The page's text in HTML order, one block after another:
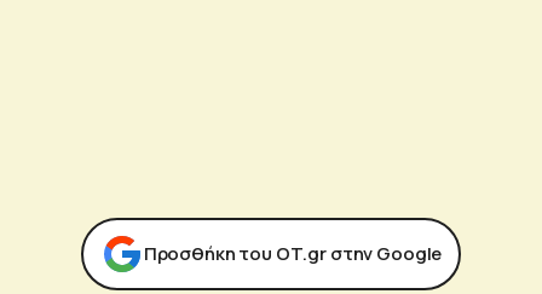
Προσθήκη του ΟΤ.gr στην Google